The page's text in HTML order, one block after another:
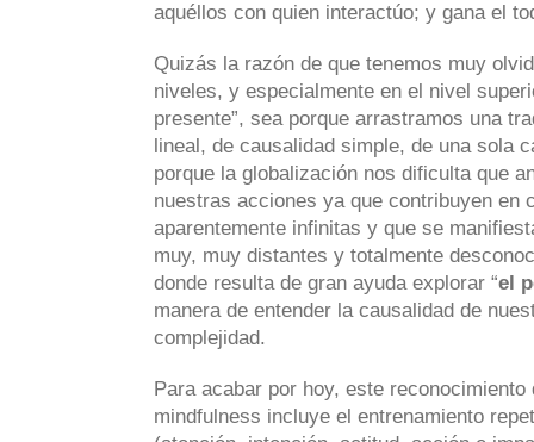
aquéllos con quien interactúo; y gana el
Quizás la razón de que tenemos muy
niveles, y especialmente en el nivel
presente”, sea porque arrastramos una
lineal, de causalidad simple, de una sola
porque la globalización nos dificulta que
nuestras acciones ya que contribuyen en
aparentemente infinitas y que se
muy, muy distantes y totalmente
donde resulta de gran ayuda explorar “el
manera de entender la causalidad de
complejidad.
Para acabar por hoy, este
mindfulness incluye el entrenamiento